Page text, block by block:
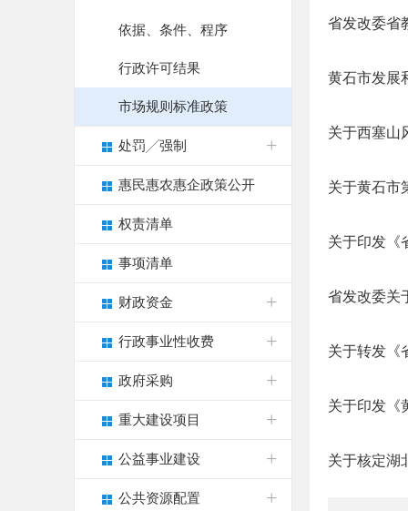
依据、条件、程序
行政许可结果
市场规则标准政策
处罚╱强制
惠民惠农惠企政策公开
权责清单
事项清单
财政资金
行政事业性收费
政府采购
重大建设项目
公益事业建设
公共资源配置
省发改委省
黄石市发展
关于西塞山
关于黄石市
关于印发《
省发改委关
关于转发《
关于印发《
关于核定湖